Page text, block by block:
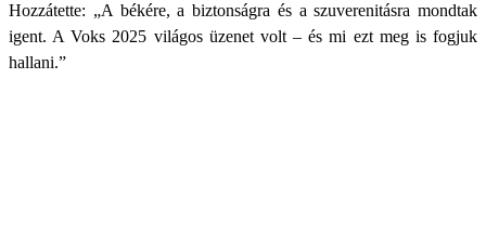
Hozzátette: „A békére, a biztonságra és a szuverenitásra mondtak
igent. A Voks 2025 világos üzenet volt – és mi ezt meg is fogjuk
hallani.”